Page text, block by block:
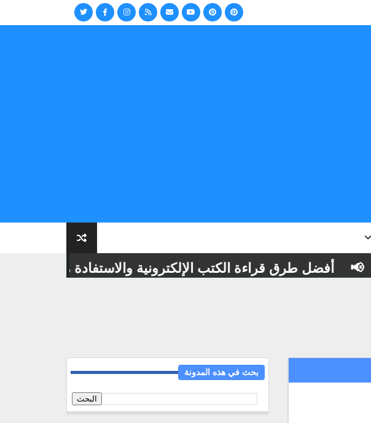
أفضل طرق قراءة الكتب الإلكترونية والاستفادة منها
بحث في هذه المدونة